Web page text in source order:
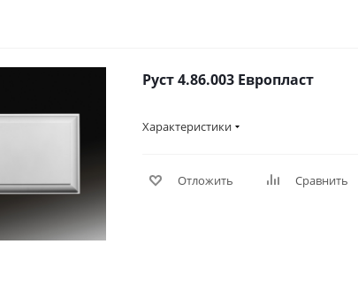
Руст 4.86.003 Европласт
Характеристики
Отложить Сравнить